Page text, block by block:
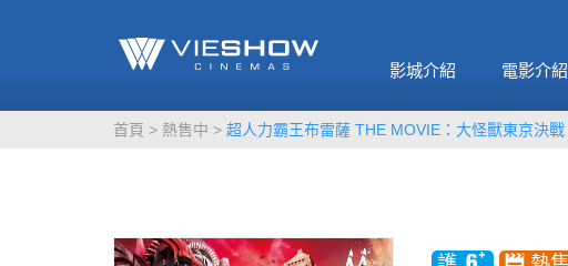
影城介紹 電影介紹
MORE
MORE
首頁 熱售中 超人力霸王布雷薩 THE MOVIE：大怪獸東京決戰